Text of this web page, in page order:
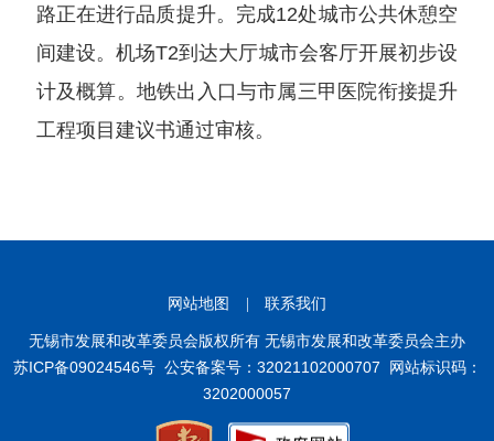
路正在进行品质提升。完成12处城市公共休憩空
间建设。机场T2到达大厅城市会客厅开展初步设
计及概算。地铁出入口与市属三甲医院衔接提升
工程项目建议书通过审核。
网站地图 联系我们
无锡市发展和改革委员会版权所有 无锡市发展和改革委员会主办
苏ICP备09024546号 公安备案号：32021102000707 网站标识码：
3202000057